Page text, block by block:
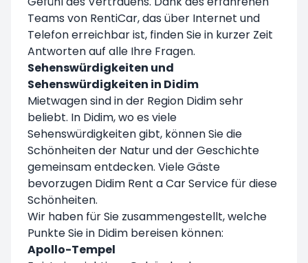
Teams von RentiCar, das über Internet und
Telefon erreichbar ist, finden Sie in kurzer Zeit
Antworten auf alle Ihre Fragen.
Sehenswürdigkeiten und
Sehenswürdigkeiten in Didim
Mietwagen sind in der Region Didim sehr
beliebt. In Didim, wo es viele
Sehenswürdigkeiten gibt, können Sie die
Schönheiten der Natur und der Geschichte
gemeinsam entdecken. Viele Gäste
bevorzugen Didim Rent a Car Service für diese
Schönheiten.
Wir haben für Sie zusammengestellt, welche
Punkte Sie in Didim bereisen können:
Apollo-Tempel